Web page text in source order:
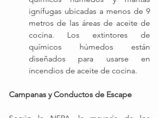
ignífugas ubicadas a menos de 9
metros de las áreas de aceite de
cocina. Los extintores de
químicos húmedos están
diseñados para usarse en
incendios de aceite de cocina.
Campanas y Conductos de Escape